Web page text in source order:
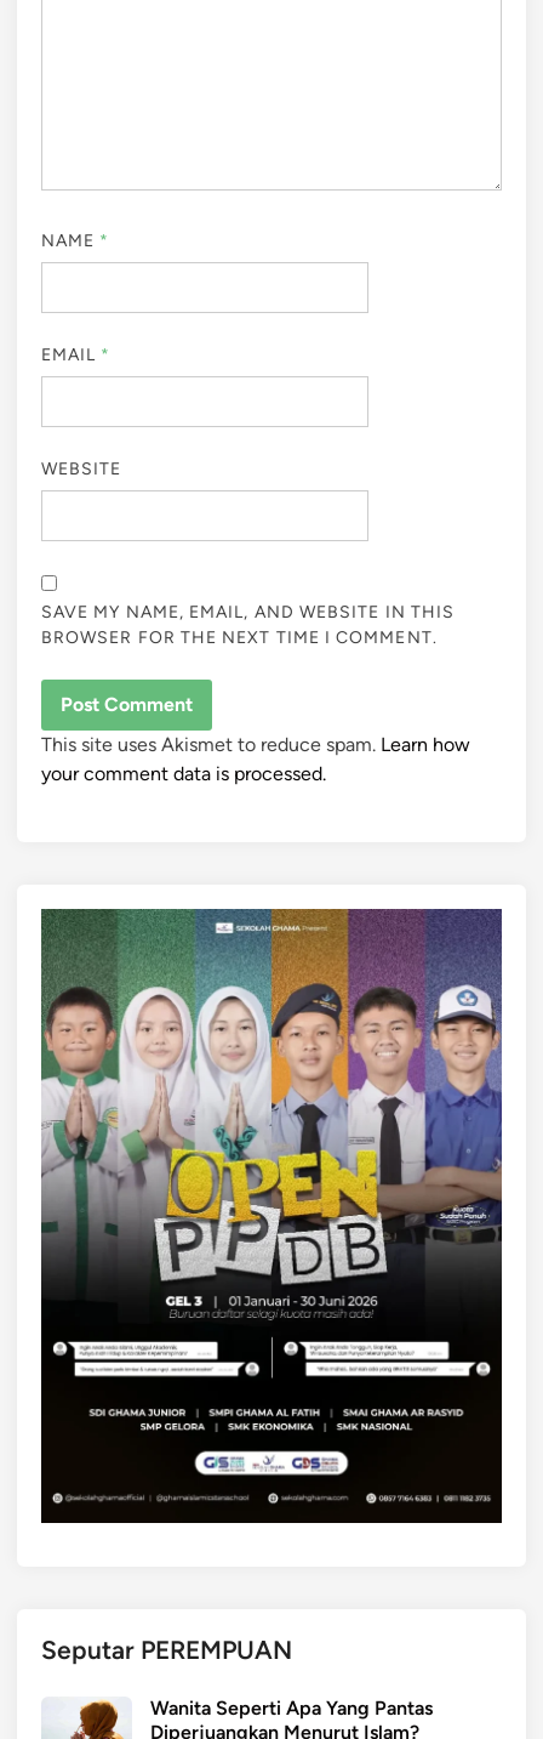
NAME *
EMAIL *
WEBSITE
SAVE MY NAME, EMAIL, AND WEBSITE IN THIS
BROWSER FOR THE NEXT TIME I COMMENT.
This site uses Akismet to reduce spam. Learn how
your comment data is processed.
Seputar PEREMPUAN
Wanita Seperti Apa Yang Pantas
Diperjuangkan Menurut Islam?